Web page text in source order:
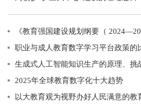
职业与成人教育数字学习平台政策的
生成式人工智能知识生产的原理、挑
2025年全球教育数字化十大趋势
以大教育观为视野办好人民满意的教